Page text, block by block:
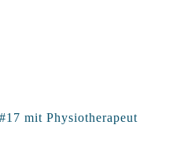
mit Physiotherapeut